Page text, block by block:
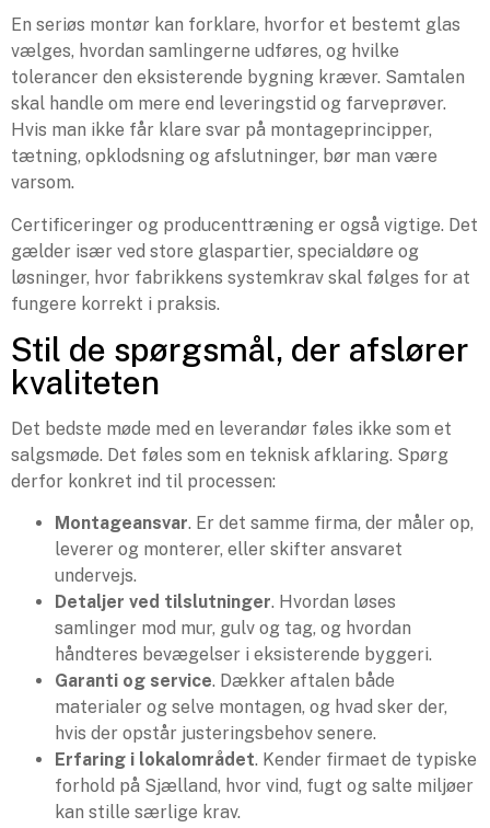
En seriøs montør kan forklare, hvorfor et bestemt glas
vælges, hvordan samlingerne udføres, og hvilke
tolerancer den eksisterende bygning kræver. Samtalen
skal handle om mere end leveringstid og farveprøver.
Hvis man ikke får klare svar på montageprincipper,
tætning, opklodsning og afslutninger, bør man være
varsom.
Certificeringer og producenttræning er også vigtige. Det
gælder især ved store glaspartier, specialdøre og
løsninger, hvor fabrikkens systemkrav skal følges for at
fungere korrekt i praksis.
Stil de spørgsmål, der afslører
kvaliteten
Det bedste møde med en leverandør føles ikke som et
salgsmøde. Det føles som en teknisk afklaring. Spørg
derfor konkret ind til processen:
Montageansvar. Er det samme firma, der måler op,
leverer og monterer, eller skifter ansvaret
undervejs.
Detaljer ved tilslutninger. Hvordan løses
samlinger mod mur, gulv og tag, og hvordan
håndteres bevægelser i eksisterende byggeri.
Garanti og service. Dækker aftalen både
materialer og selve montagen, og hvad sker der,
hvis der opstår justeringsbehov senere.
Erfaring i lokalområdet. Kender firmaet de typiske
forhold på Sjælland, hvor vind, fugt og salte miljøer
kan stille særlige krav.